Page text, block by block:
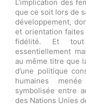
L’implication des
que ce soit lors de
développement,
et orientation
fidélité. Et
essentiellement
au même titre que
d’une politique
humaines
symbolisée entre
des Nations Unies